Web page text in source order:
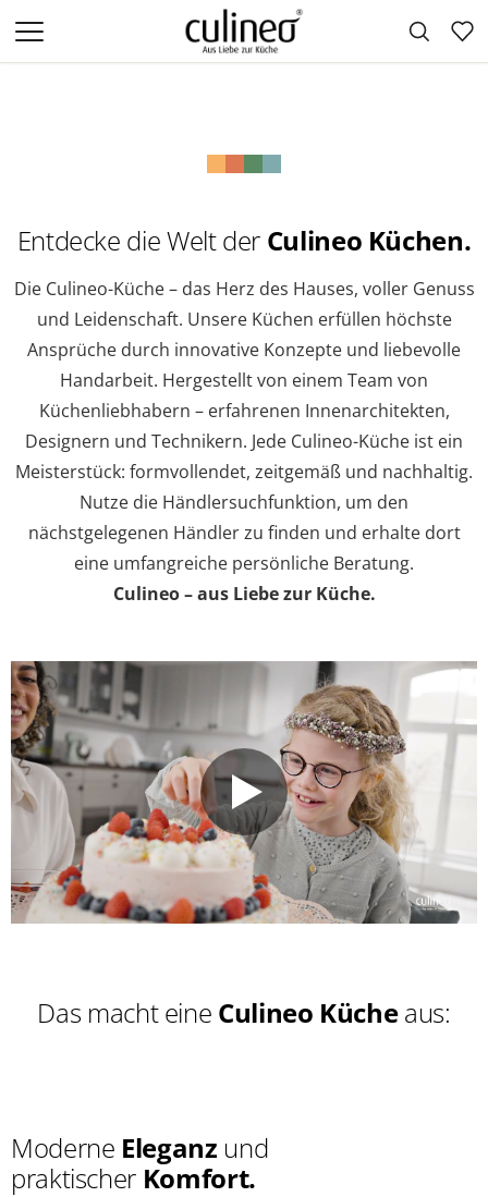
Zum Hauptinhalt springen
Entdecke die Welt der Culineo Küchen.
Die Culineo-Küche – das Herz des Hauses, voller Genuss
und Leidenschaft. Unsere Küchen erfüllen höchste
Ansprüche durch innovative Konzepte und liebevolle
Handarbeit. Hergestellt von einem Team von
Küchenliebhabern – erfahrenen Innenarchitekten,
Designern und Technikern. Jede Culineo-Küche ist ein
Meisterstück: formvollendet, zeitgemäß und nachhaltig.
Nutze die Händlersuchfunktion, um den
nächstgelegenen Händler zu finden und erhalte dort
eine umfangreiche persönliche Beratung.
Culineo – aus Liebe zur Küche.
Das macht eine Culineo Küche aus:
Moderne Eleganz und
praktischer Komfort.